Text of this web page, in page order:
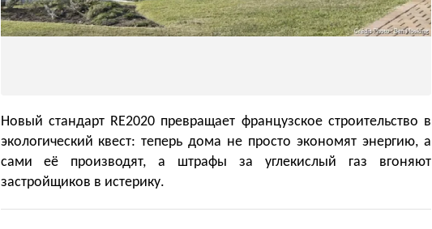
Новый стандарт RE2020 превращает французское строительство в
экологический квест: теперь дома не просто экономят энергию, а
сами её производят, а штрафы за углекислый газ вгоняют
застройщиков в истерику.